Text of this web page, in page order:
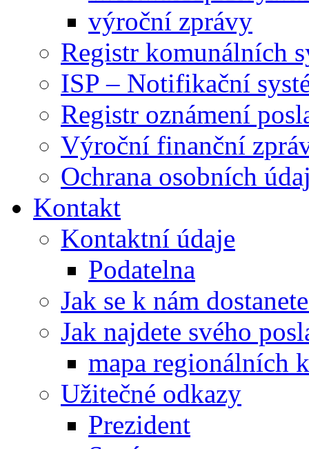
výroční zprávy
Registr komunálních
ISP – Notifikační
Registr oznámení
Výroční finanční
Ochrana osobních
Kontakt
Kontaktní údaje
Podatelna
Jak se k nám
Jak najdete svého
mapa regionálních
Užitečné odkazy
Prezident